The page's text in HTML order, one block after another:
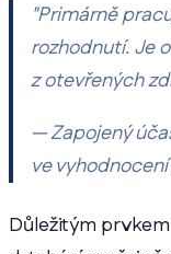
"Primárně
rozhodnutí. Je
z otevřených
— Zapojený
ve
Důležitým